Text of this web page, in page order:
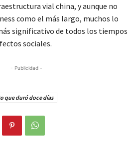
vial china, y aunque no
como el más largo, muchos lo
significativo de todos los tiempos
sociales.
- Publicidad -
que duró doce días